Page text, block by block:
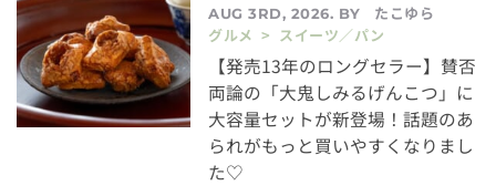
AUG 3RD, 2026. BY
たこゆら
グルメ > スイーツ／パン
【発売13年のロングセラー】賛否
両論の「大鬼しみるげんこつ」に
大容量セットが新登場！話題のあ
られがもっと買いやすくなりまし
た♡